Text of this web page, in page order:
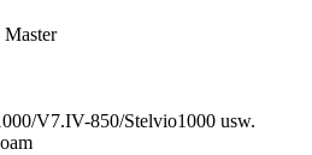
V7.IV-850/Stelvio1000 usw.